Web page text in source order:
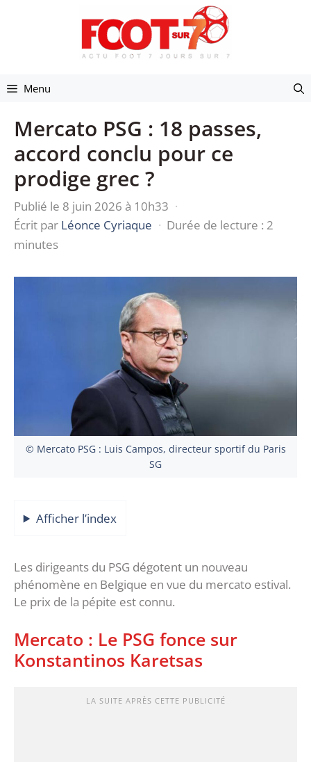
Menu
Mercato PSG : 18 passes,
accord conclu pour ce
prodige grec ?
Publié le 8 juin 2026 à 10h33 ·
Écrit par Léonce Cyriaque · Durée de lecture : 2
minutes
© Mercato PSG : Luis Campos, directeur sportif du Paris
SG
Afficher l’index
Les dirigeants du PSG dégotent un nouveau
phénomène en Belgique en vue du mercato estival.
Le prix de la pépite est connu.
Mercato : Le PSG fonce sur
Konstantinos Karetsas
LA SUITE APRÈS CETTE PUBLICITÉ